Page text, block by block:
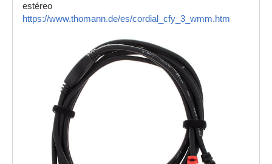
estéreo
https://www.thomann.de/es/cordial_cfy_3_wmm.htm